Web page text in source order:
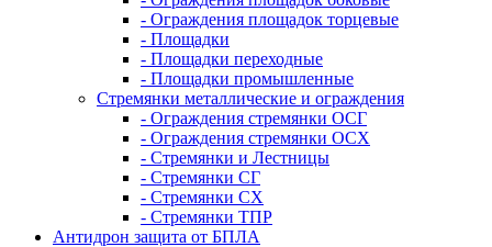
- Ограждения площадок торцевые
- Площадки
- Площадки переходные
- Площадки промышленные
Стремянки металлические и ограждения
- Ограждения стремянки ОСГ
- Ограждения стремянки ОСХ
- Стремянки и Лестницы
- Стремянки СГ
- Стремянки СХ
- Стремянки ТПР
Антидрон защита от БПЛА